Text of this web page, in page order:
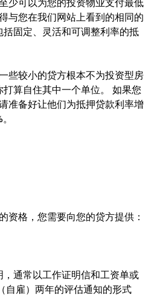
少可以为您的投资物业支付最低
与您在我们网站上看到的相同的
固定、灵活和可调整利率的抵
些较小的贷方根本不为投资型房
算自住其中一个单位。 如果您
准备好让他们为抵押贷款利率增
资格，您需要向您的贷方提供：
，通常以工作证明信和工资单或
自雇）两年的评估通知的形式